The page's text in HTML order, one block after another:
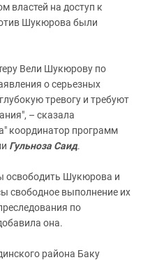
властей на доступ к
Шукюрова были
Вели Шукюрову по
о серьезных
тревогу и требуют
– сказала
координатор программ
Гульноза Саид.
освободить Шукюрова и
свободное выполнение их
по
она.
района Баку